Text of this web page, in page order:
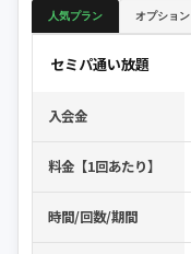
人気プラン オプション
セミパ通い放題
入会金
料金【1回あたり】
時間/回数/期間